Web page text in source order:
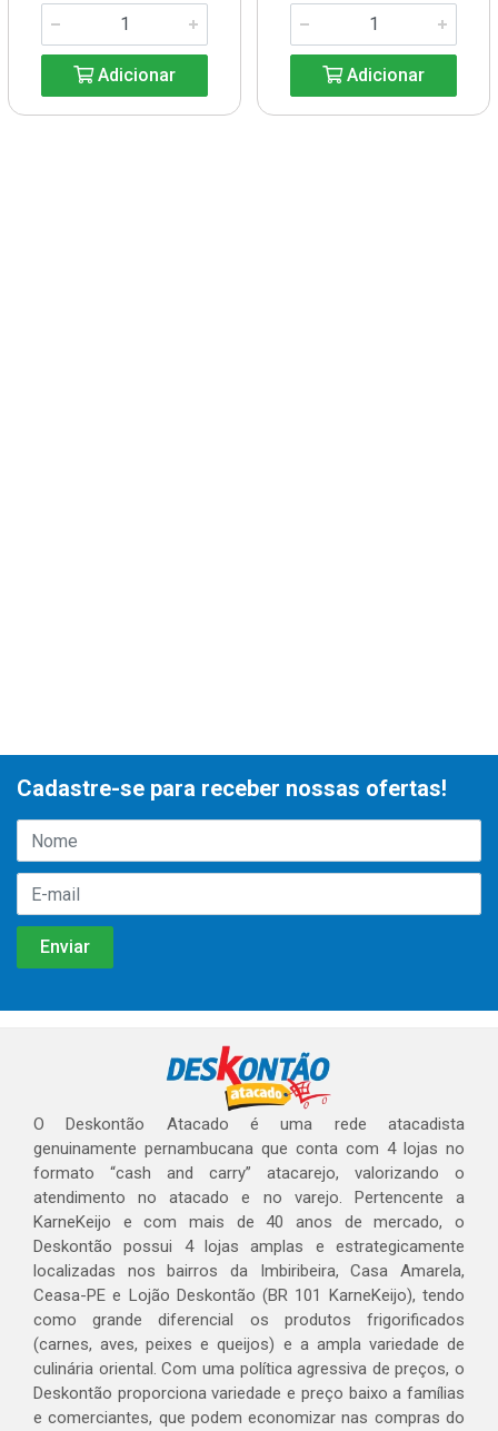
Adicionar Adicionar
Cadastre-se para receber nossas ofertas!
O Deskontão Atacado é uma rede atacadista
genuinamente pernambucana que conta com 4 lojas no
formato “cash and carry” atacarejo, valorizando o
atendimento no atacado e no varejo. Pertencente a
KarneKeijo e com mais de 40 anos de mercado, o
Deskontão possui 4 lojas amplas e estrategicamente
localizadas nos bairros da Imbiribeira, Casa Amarela,
Ceasa-PE e Lojão Deskontão (BR 101 KarneKeijo), tendo
como grande diferencial os produtos frigorificados
(carnes, aves, peixes e queijos) e a ampla variedade de
culinária oriental. Com uma política agressiva de preços, o
Deskontão proporciona variedade e preço baixo a famílias
e comerciantes, que podem economizar nas compras do